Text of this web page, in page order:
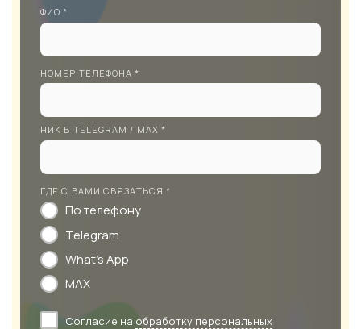
ФИО *
НОМЕР ТЕЛЕФОНА *
НИК В TELEGRAM / MAX *
ГДЕ С ВАМИ СВЯЗАТЬСЯ *
По телефону
Telegram
What's App
MAX
Согласие на обработку персональных